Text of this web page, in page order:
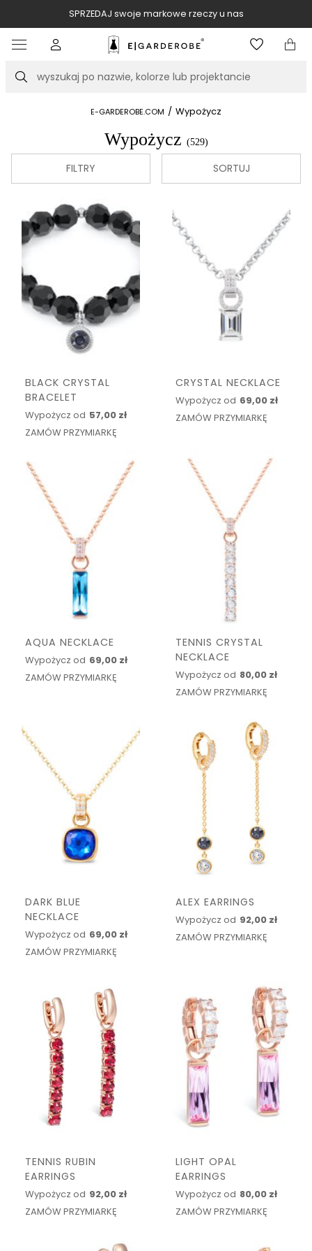
SPRZEDAJ swoje markowe rzeczy u nas
Szukaj
E-GARDEROBE.COM / Wypożycz
Wypożycz (529)
FILTRY SORTUJ
BLACK CRYSTAL
BRACELET
Wypożycz od 57,00 zł
ZAMÓW PRZYMIARKĘ
CRYSTAL NECKLACE
Wypożycz od 69,00 zł
ZAMÓW PRZYMIARKĘ
AQUA NECKLACE
Wypożycz od 69,00 zł
ZAMÓW PRZYMIARKĘ
TENNIS CRYSTAL
NECKLACE
Wypożycz od 80,00 zł
ZAMÓW PRZYMIARKĘ
DARK BLUE
NECKLACE
Wypożycz od 69,00 zł
ZAMÓW PRZYMIARKĘ
ALEX EARRINGS
Wypożycz od 92,00 zł
ZAMÓW PRZYMIARKĘ
TENNIS RUBIN
EARRINGS
Wypożycz od 92,00 zł
ZAMÓW PRZYMIARKĘ
LIGHT OPAL
EARRINGS
Wypożycz od 80,00 zł
ZAMÓW PRZYMIARKĘ